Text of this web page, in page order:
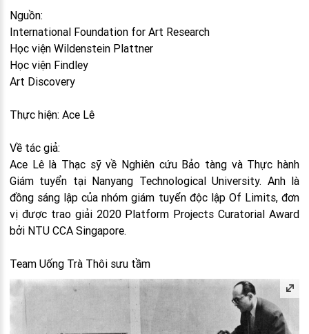
Nguồn:
International Foundation for Art Research
Học viện Wildenstein Plattner
Học viện Findley
Art Discovery
Thực hiện: Ace Lê
Về tác giả:
Ace Lê là Thạc sỹ về Nghiên cứu Bảo tàng và Thực hành
Giám tuyển tại Nanyang Technological University. Anh là
đồng sáng lập của nhóm giám tuyển độc lập Of Limits, đơn
vị được trao giải 2020 Platform Projects Curatorial Award
bởi NTU CCA Singapore.
Team Uống Trà Thôi sưu tầm